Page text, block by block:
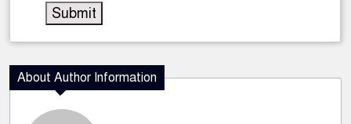
About Author Information